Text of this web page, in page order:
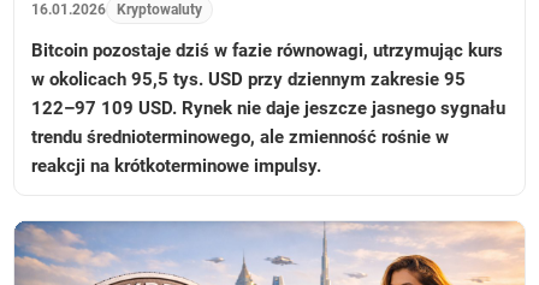
16.01.2026 Kryptowaluty
Bitcoin pozostaje dziś w fazie równowagi, utrzymując kurs
w okolicach 95,5 tys. USD przy dziennym zakresie 95
122–97 109 USD. Rynek nie daje jeszcze jasnego sygnału
trendu średnioterminowego, ale zmienność rośnie w
reakcji na krótkoterminowe impulsy.